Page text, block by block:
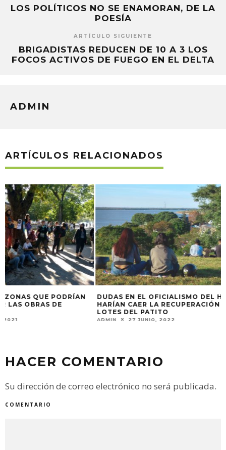
LOS POLÍTICOS NO SE ENAMORAN, DE LA
POESÍA
ARTÍCULO SIGUIENTE
BRIGADISTAS REDUCEN DE 10 A 3 LOS
FOCOS ACTIVOS DE FUEGO EN EL DELTA
ADMIN
ARTÍCULOS RELACIONADOS
DUDAS EN EL OFICIALISMO DEL HCD
HARÍAN CAER LA RECUPERACIÓN DE
ADMIN
LA TRAGEDIA DE
EN UNA CAVA
ADMIN
HACER COMENTARIO
Su dirección de correo electrónico no será publicada.
COMENTARIO